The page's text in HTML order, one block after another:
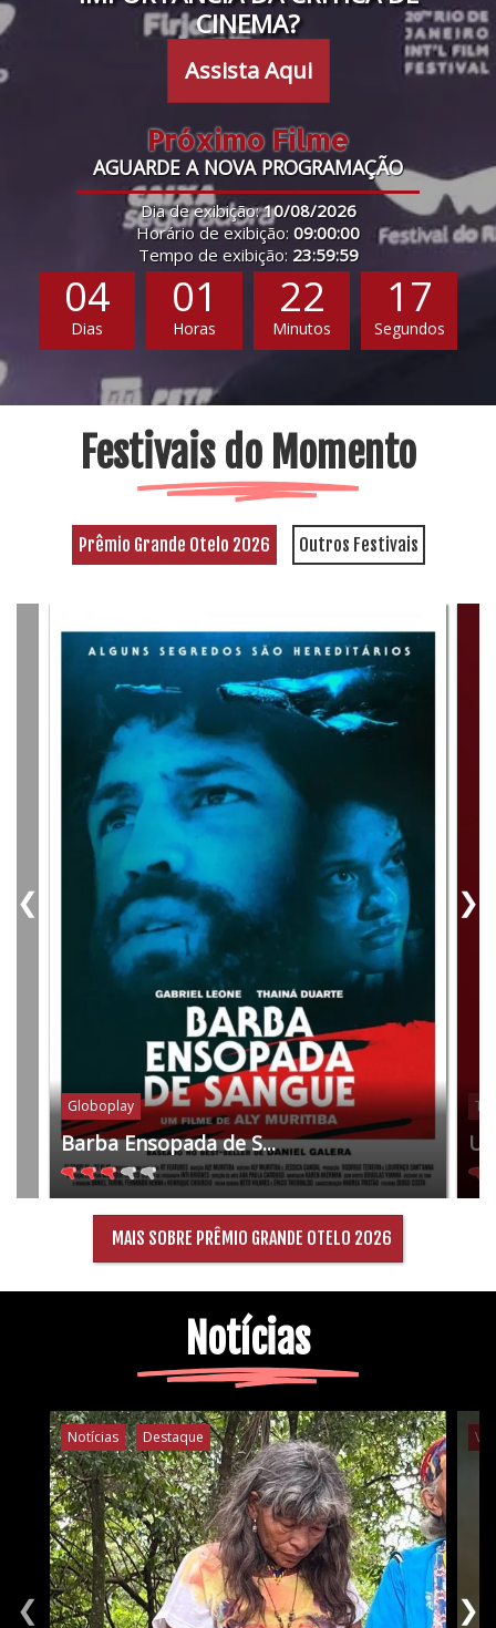
CINEMA?
Assista Aqui
Próximo Filme
AGUARDE A NOVA PROGRAMAÇÃO
Dia de exibição:10/08/2026
Horário de exibição: 09:00:00
Tempo de exibição: 23:59:59
04
Dias
01
Horas
22
Minutos
16
Segundos
Festivais do Momento
Prêmio Grande Otelo 2026 Outros Festivais
Globoplay
Barba Ensopada de S...
❮ ❯
MAIS SOBRE PRÊMIO GRANDE OTELO 2026
Notícias
Notícias Destaque
❮ ❯